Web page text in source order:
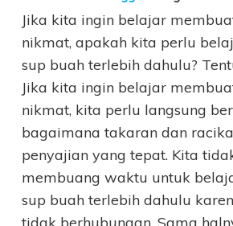
Jika kita ingin belajar
nikmat, apakah kita perlu
sup buah terlebih dahulu?
Jika kita ingin belajar
nikmat, kita perlu langsung
bagaimana takaran dan
penyajian yang tepat. Kita
membuang waktu untuk
sup buah terlebih dahulu